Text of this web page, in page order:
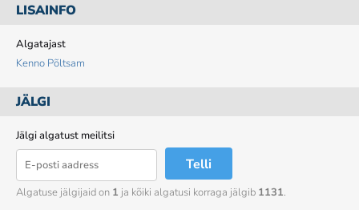
LISAINFO
Algatajast
Kenno Põltsam
JÄLGI
Jälgi algatust meilitsi
Telli
Algatuse jälgijaid on 1 ja kõiki algatusi korraga jälgib 1131.